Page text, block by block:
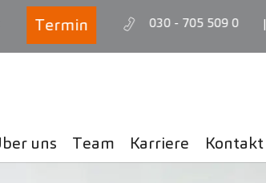
Termin 030 - 705 509 0 |
uns Team Karriere Kontakt